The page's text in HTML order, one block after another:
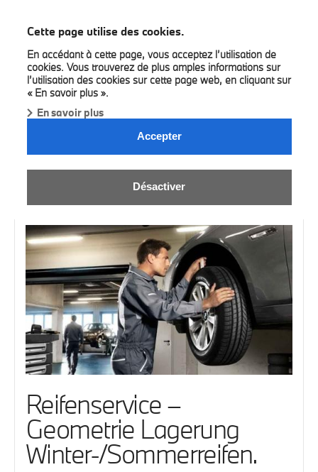
Cette page utilise des cookies.
En accédant à cette page, vous acceptez l’utilisation de
cookies. Vous trouverez de plus amples informations sur
l’utilisation des cookies sur cette page web, en cliquant sur
« En savoir plus ».
En savoir plus
Accepter
Désactiver
UNSER SERVICE.
Reifenservice –
Geometrie Lagerung
Winter-/Sommerreifen.